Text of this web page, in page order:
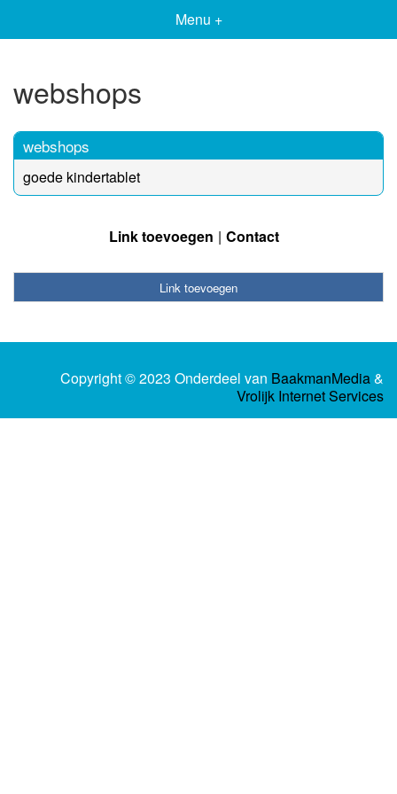
Menu +
webshops
webshops
goede kindertablet
Link toevoegen Contact
Link toevoegen
Copyright © 2023 Onderdeel van BaakmanMedia&
Vrolijk Internet Services